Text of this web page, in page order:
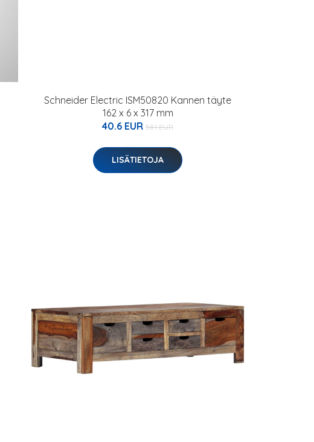
Schneider Electric ISM50820 Kannen täyte
162 x 6 x 317 mm
40.6 EUR 58.1 EUR
LISÄTIETOJA